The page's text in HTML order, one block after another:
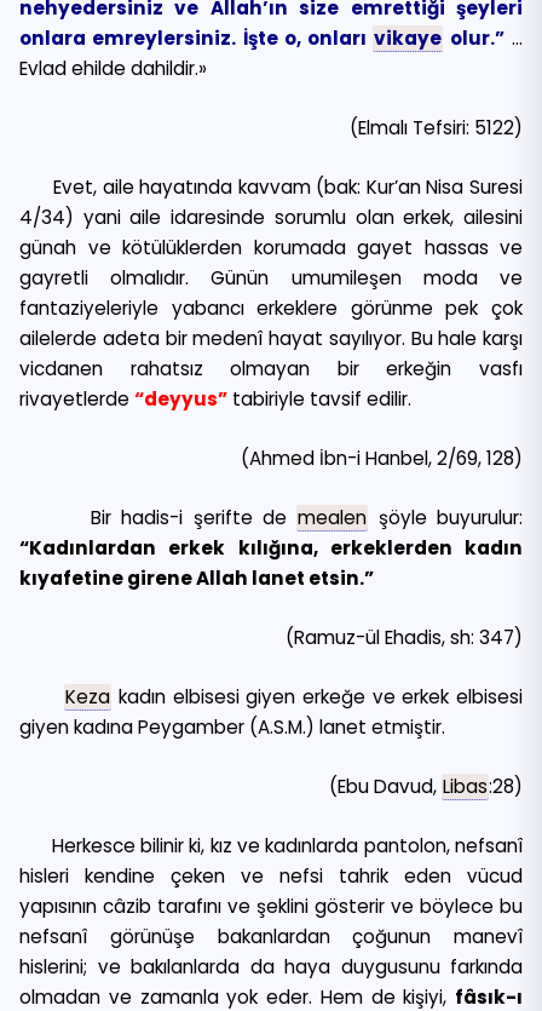
nehyedersiniz ve Allah’ın size emrettiği şeyleri
onlara emreylersiniz. İşte o, onları vikaye olur.”…
Evlad ehilde dahildir.»
(Elmalı Tefsiri: 5122)
Evet, aile hayatında kavvam (bak: Kur’an Nisa Suresi
4/34) yani aile idaresinde sorumlu olan erkek, ailesini
günah ve kötülüklerden korumada gayet hassas ve
gayretli olmalıdır. Günün umumileşen moda ve
fantaziyeleriyle yabancı erkeklere görünme pek çok
ailelerde adeta bir medenî hayat sayılıyor. Bu hale karşı
vicdanen rahatsız olmayan bir erkeğin vasfı
rivayetlerde “deyyus” tabiriyle tavsif edilir.
(Ahmed İbn-i Hanbel, 2/69, 128)
Bir hadis-i şerifte de mealen şöyle buyurulur:
“Kadınlardan erkek kılığına, erkeklerden kadın
kıyafetine girene Allah lanet etsin.”
(Ramuz-ül Ehadis, sh: 347)
Keza kadın elbisesi giyen erkeğe ve erkek elbisesi
giyen kadına Peygamber (A.S.M.) lanet etmiştir.
(Ebu Davud, Libas:28)
Herkesce bilinir ki, kız ve kadınlarda pantolon, nefsanî
hisleri kendine çeken ve nefsi tahrik eden vücud
yapısının câzib tarafını ve şeklini gösterir ve böylece bu
nefsanî görünüşe bakanlardan çoğunun manevî
hislerini; ve bakılanlarda da haya duygusunu farkında
olmadan ve zamanla yok eder. Hem de kişiyi, fâsık-ı